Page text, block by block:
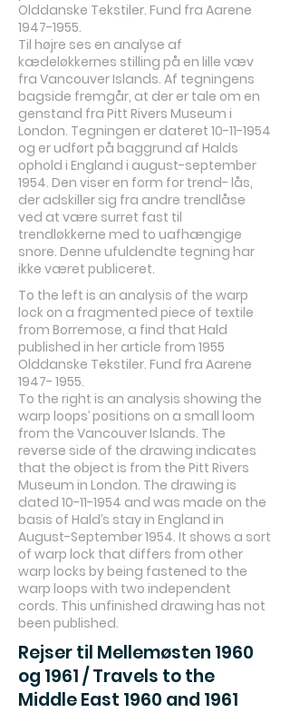
Olddanske Tekstiler. Fund fra Aarene
1947-1955.
Til højre ses en analyse af
kædeløkkernes stilling på en lille væv
fra Vancouver Islands. Af tegningens
bagside fremgår, at der er tale om en
genstand fra Pitt Rivers Museum i
London. Tegningen er dateret 10-11-1954
og er udført på baggrund af Halds
ophold i England i august-september
1954. Den viser en form for trend- lås,
der adskiller sig fra andre trendlåse
ved at være surret fast til
trendløkkerne med to uafhængige
snore. Denne ufuldendte tegning har
ikke været publiceret.
To the left is an analysis of the warp
lock on a fragmented piece of textile
from Borremose, a find that Hald
published in her article from 1955
Olddanske Tekstiler. Fund fra Aarene
1947- 1955.
To the right is an analysis showing the
warp loops’ positions on a small loom
from the Vancouver Islands. The
reverse side of the drawing indicates
that the object is from the Pitt Rivers
Museum in London. The drawing is
dated 10-11-1954 and was made on the
basis of Hald’s stay in England in
August-September 1954. It shows a sort
of warp lock that differs from other
warp locks by being fastened to the
warp loops with two independent
cords. This unfinished drawing has not
been published.
Rejser til Mellemøsten 1960
og 1961 / Travels to the
Middle East 1960 and 1961